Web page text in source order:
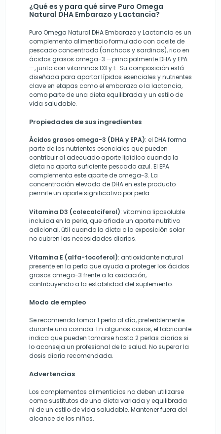
¿Qué es y para qué sirve Puro Omega
Natural DHA Embarazo y Lactancia?
Puro Omega Natural DHA Embarazo y Lactancia es un
complemento alimenticio formulado con aceite de
pescado concentrado (anchoas y sardinas), rico en
ácidos grasos omega-3 —principalmente DHA y EPA
—, junto con vitaminas D3 y E. Su composición está
diseñada para aportar lípidos esenciales y nutrientes
clave en etapas como el embarazo o la lactancia,
como parte de una dieta equilibrada y un estilo de
vida saludable.
Propiedades de sus ingredientes
Ácidos grasos omega-3 (DHA y EPA): el DHA forma
parte de los nutrientes esenciales que pueden
contribuir al adecuado aporte lipídico cuando la
dieta no aporta suficiente pescado azul. El EPA
complementa este aporte de omega-3. La
concentración elevada de DHA en este producto
permite un aporte significativo por perla.
Vitamina D3 (colecalciferol): vitamina liposoluble
incluida en la perla, que añade un aporte nutritivo
adicional, útil cuando la dieta o la exposición solar
no cubren las necesidades diarias.
Vitamina E (alfa-tocoferol): antioxidante natural
presente en la perla que ayuda a proteger los ácidos
grasos omega-3 frente a la oxidación,
contribuyendo a la estabilidad del suplemento.
Modo de empleo
Se recomienda tomar 1 perla al día, preferiblemente
durante una comida. En algunos casos, el fabricante
indica que pueden tomarse hasta 2 perlas diarias si
lo aconseja un profesional de la salud. No superar la
dosis diaria recomendada.
Advertencias
Los complementos alimenticios no deben utilizarse
como sustitutos de una dieta variada y equilibrada
ni de un estilo de vida saludable. Mantener fuera del
alcance de los niños.